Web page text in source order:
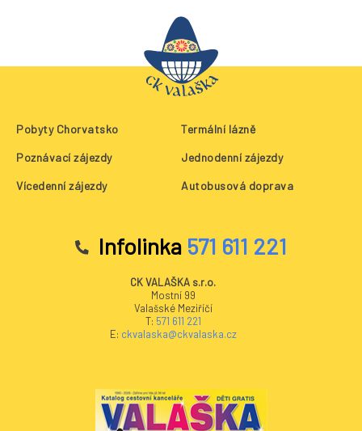
Pobyty Chorvatsko Termální lázně
Poznávací zájezdy Jednodenní zájezdy
Vícedenní zájezdy Autobusová doprava
Infolinka 571 611 221
CK VALAŠKA s.r.o.
Mostní 99
Valašské Meziříčí
T: 571 611 221
E: ckvalaska@ckvalaska.cz